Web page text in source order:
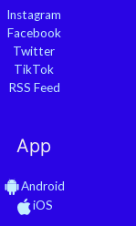
Instagram
Facebook
Twitter
TikTok
RSS Feed
App
Android
iOS